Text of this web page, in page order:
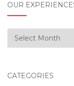
OUR
Our Experiences
CATEGORIES